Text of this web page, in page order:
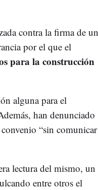
contra la firma de un
por el que el
para la construcción
alguna para el
han denunciado
“sin comunicar
lectura del mismo, un
entre otros el